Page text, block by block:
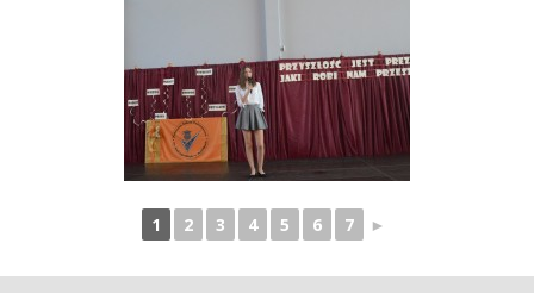
1 2 3 4 5 6 7 ►